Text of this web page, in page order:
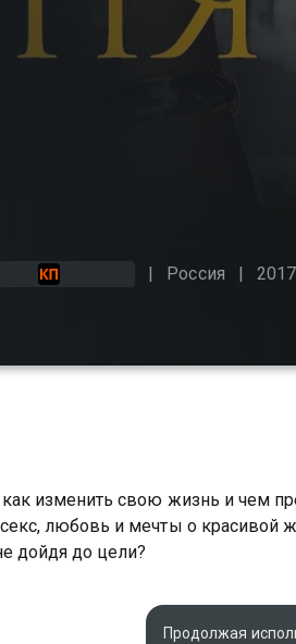
Россия 2017
изменить свою жизнь и чем
любовь и мечты о красивой
дойдя до цели?
Продолжая